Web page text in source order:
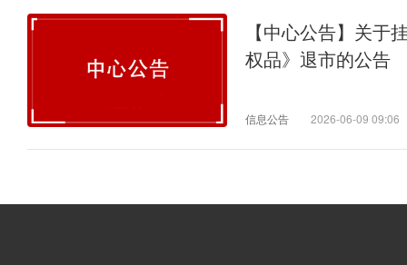
【中心公告】关于
权品》退市的公告
信息公告 2026-06-09 09:06